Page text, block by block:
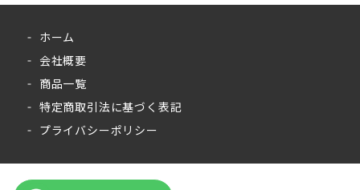
ホーム
会社概要
商品一覧
特定商取引法に基づく表記
プライバシーポリシー